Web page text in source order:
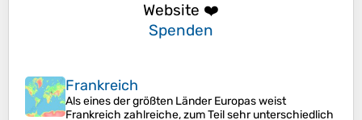
Website ❤️
Spenden
Frankreich
Als eines der größten Länder Europas weist
Frankreich zahlreiche, zum Teil sehr unterschiedlich